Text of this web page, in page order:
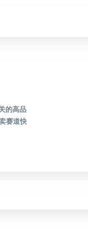
的高品
赛道快